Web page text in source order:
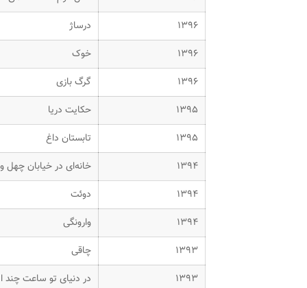
۱۳۹۶
درساژ
۱۳۹۶
خوک
۱۳۹۶
گرگ بازی
۱۳۹۵
حکایت دریا
۱۳۹۵
تابستان داغ
۱۳۹۴
خانه‌ای در خیابان چهل
۱۳۹۴
دوئت
۱۳۹۴
وارونگی
۱۳۹۳
چاقی
۱۳۹۳
در دنیای تو ساعت